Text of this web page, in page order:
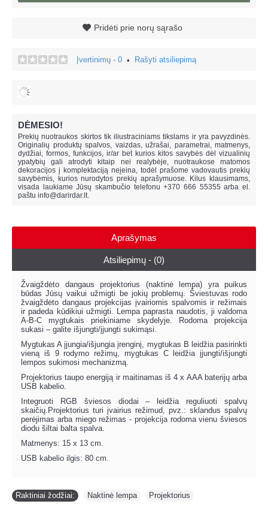
Pridėti prie norų sąrašo
Įvertinimų - 0 • Rašyti atsiliepimą
DĖMESIO!
Prekių nuotraukos skirtos tik iliustraciniams tikslams ir yra pavyzdinės.
Originalių produktų spalvos, vaizdas, užrašai, parametrai, matmenys,
dydžiai, formos, funkcijos, ir/ar bet kurios kitos savybės dėl vizualinių
ypatybių gali atrodyti kitaip nei realybėje, nuotraukose matomos
dekoracijos į komplektaciją neįeina, todėl prašome vadovautis prekių
savybėmis, kurios nurodytos prekių aprašymuose. Kilus klausimams,
visada laukiame Jūsų skambučio telefonu +370 666 55355 arba el.
paštu info@darirdar.lt.
Aprašymas
Atsiliepimų - (0)
Žvaigždėto dangaus projektorius (naktinė lempa) yra puikus
būdas Jūsų vaikui užmigti be jokių problemų. Šviestuvas rodo
žvaigždėto dangaus projekcijas įvairiomis spalvomis ir režimais
ir padeda kūdikiui užmigti. Lempa paprasta naudotis, ji valdoma
A-B-C mygtukais priekiniame skydelyje. Rodoma projekcija
sukasi – galite išjungti/įjungti sukimąsi.
Mygtukas A įjungia/išjungia įrenginį, mygtukas B leidžia pasirinkti
vieną iš 9 rodymo režimų, mygtukas C leidžia įjungti/išjungti
lempos sukimosi mechanizmą.
Projektorius taupo energiją ir maitinamas iš 4 x AAA baterijų arba
USB kabelio.
Integruoti RGB šviesos diodai – leidžia reguliuoti spalvų
skaičių.Projektorius turi įvairius režimud, pvz.: sklandus spalvų
perėjimas arba miego režimas - projekcija rodoma vienu šviesos
diodu šiltai balta spalva.
Matmenys: 15 x 13 cm.
USB kabelio ilgis: 80 cm.
Raktiniai žodžiai: Naktinė lempa Projektorius